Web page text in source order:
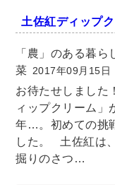
土佐紅ディップ
「農」のある暮ら
菜 2017年09月15日
お待たせしました
ィップクリーム」
年…。初めての挑
した。 土佐紅は
掘りのさつ…